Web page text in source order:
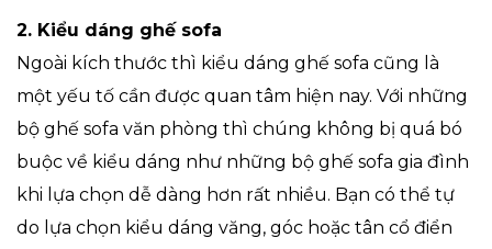
2. Kiểu dáng ghế sofa
Ngoài kích thước thì kiểu dáng ghế sofa cũng là
một yếu tố cần được quan tâm hiện nay. Với những
bộ ghế sofa văn phòng thì chúng không bị quá bó
buộc về kiểu dáng như những bộ ghế sofa gia đình
khi lựa chọn dễ dàng hơn rất nhiều. Bạn có thể tự
do lựa chọn kiểu dáng văng, góc hoặc tân cổ điển